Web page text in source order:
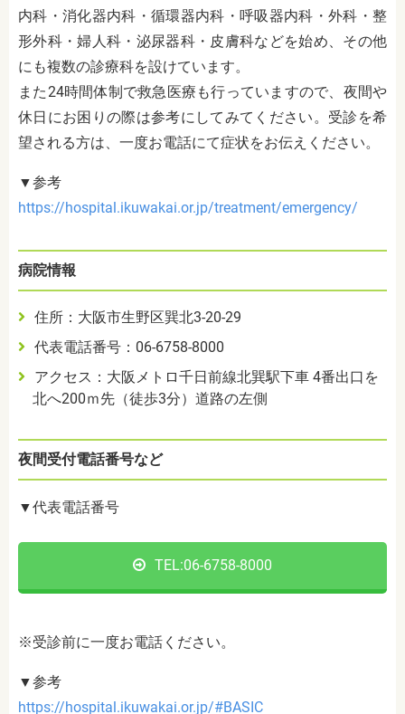
内科・消化器内科・循環器内科・呼吸器内科・外科・整
形外科・婦人科・泌尿器科・皮膚科などを始め、その他
にも複数の診療科を設けています。
また24時間体制で救急医療も行っていますので、夜間や
休日にお困りの際は参考にしてみてください。受診を希
望される方は、一度お電話にて症状をお伝えください。
▼参考
https://hospital.ikuwakai.or.jp/treatment/emergency/
病院情報
住所：大阪市生野区巽北3-20-29
代表電話番号：06-6758-8000
アクセス：大阪メトロ千日前線北巽駅下車 4番出口を
北へ200ｍ先（徒歩3分）道路の左側
夜間受付電話番号など
▼代表電話番号
TEL:06-6758-8000
※受診前に一度お電話ください。
▼参考
https://hospital.ikuwakai.or.jp/#BASIC